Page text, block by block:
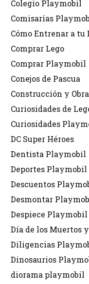
Colegio Playmobil
Comisarías
Cómo Entrenar a
Comprar Lego
Comprar Playmobil
Conejos de Pascua
Construcción y
Curiosidades de
Curiosidades
DC Super Héroes
Dentista Playmobil
Deportes Playmobil
Descuentos
Desmontar
Despiece Playmobil
Día de los Muertos
Diligencias
Dinosaurios
diorama playmobil